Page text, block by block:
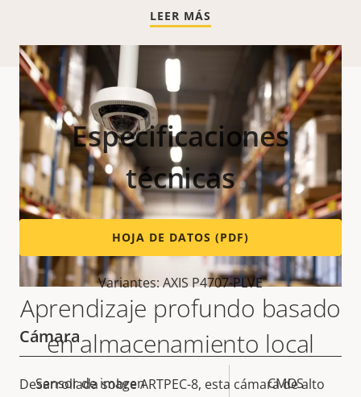
Aprendizaje profundo basado
en almacenamiento local
Desarrollada sobre ARTPEC-8, esta cámara de alto
LEER MÁS
Especificaciones
técnicas
HOJA DE DATOS (PDF)
Variantes: AXIS P4707-PLVE
Cámara
Descripción
Valor de
Sensor de imagen CMOS